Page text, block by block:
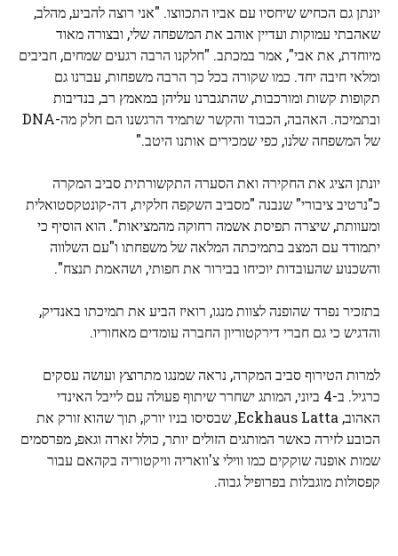
יונתן גם הכחיש שיחסיו עם אביו התכווצו. "אני רוצה להביע, מהלב,
שאהבתי עמוקות ועדיין אוהב את המשפחה שלי, ובצורה מאוד
מיוחדת, את אבי", אמר במכתב. "חלקנו הרבה רגעים שמחים, חביבים
ומלאי חיבה יחד. כמו שקורה בכל כך הרבה משפחות, עברנו גם
תקופות קשות ומורכבות, שהתגברנו עליהן במאמץ רב, בנדיבות
ובתמיכה. האהבה, הכבוד והקשר שתמיד הרגשנו הם חלק מה-DNA
של המשפחה שלנו, כפי שמכירים אותנו היטב."
יונתן הציג את החקירה ואת הסערה התקשורתית סביב המקרה
כ"נרטיב ציבורי" שנבנה "מסביב השקפה חלקית, דה-קונטקסטואלית
ומעוותת, שיצרה תפיסת אשמה רחוקה מהמציאות". הוא הוסיף כי
יתמודד עם המצב בתמיכתה המלאה של משפחתו ו"עם השלווה
והשכנוע שהעובדות יוכיחו בבירור את חפותי, ושהאמת תנצח".
בתזכיר נפרד שהופנה לצוות מנגו, רואיז הביע את תמיכתו באנדיק,
והדגיש כי גם חברי דירקטוריון החברה עומדים מאחוריו.
למרות הטירוף סביב המקרה, נראה שמנגו מתרוצץ ועושה עסקים
כרגיל. ב-4 ביוני, המותג ישחרר שיתוף פעולה עם לייבל האינדי
האהוב, Eckhaus Latta, שבסיסו בניו יורק, תוך שהוא זורק את
הכובע לזירה כאשר המותגים הזולים יותר, כולל זארה וגאפ, מפרסמים
שמות אופנה שוקקים כמו ווילי צ'וואריה וויקטוריה בקהאם עבור
קפסולות מוגבלות בפרופיל גבוה.